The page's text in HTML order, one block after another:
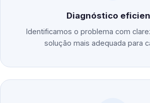
Diagnóstico
Identificamos o problema com
solução mais adequada para